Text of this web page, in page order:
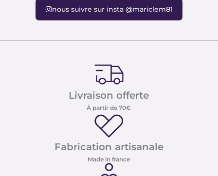
nous suivre sur insta @mariclem81
Livraison offerte
À partir de 70€
Fabrication artisanale
Made in france